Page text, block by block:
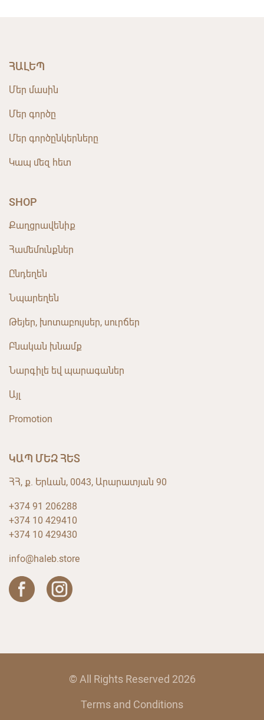
ՀԱԼԵՊ
Մեր մասին
Մեր գործը
Մեր գործընկերները
Կապ մեզ հետ
SHOP
Քաղցրավենիք
Համեմունքներ
Ընդեղեն
Նպարեղեն
Թեյեր, խոտաբույսեր, սուրճեր
Բնական խնամք
Նարգիլե եվ պարագաներ
Այլ
Promotion
ԿԱՊ ՄԵԶ ՀԵՏ
ՀՀ, ք. Երևան, 0043, Արարատյան 90
+374 91 206288
+374 10 429410
+374 10 429430
info@haleb.store
© All Rights Reserved 2026
Terms and Conditions